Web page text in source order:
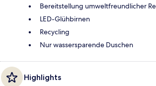
Bereitstellung umweltfreundlicher
LED-Glühbirnen
Recycling
Nur wassersparende Duschen
Highlights